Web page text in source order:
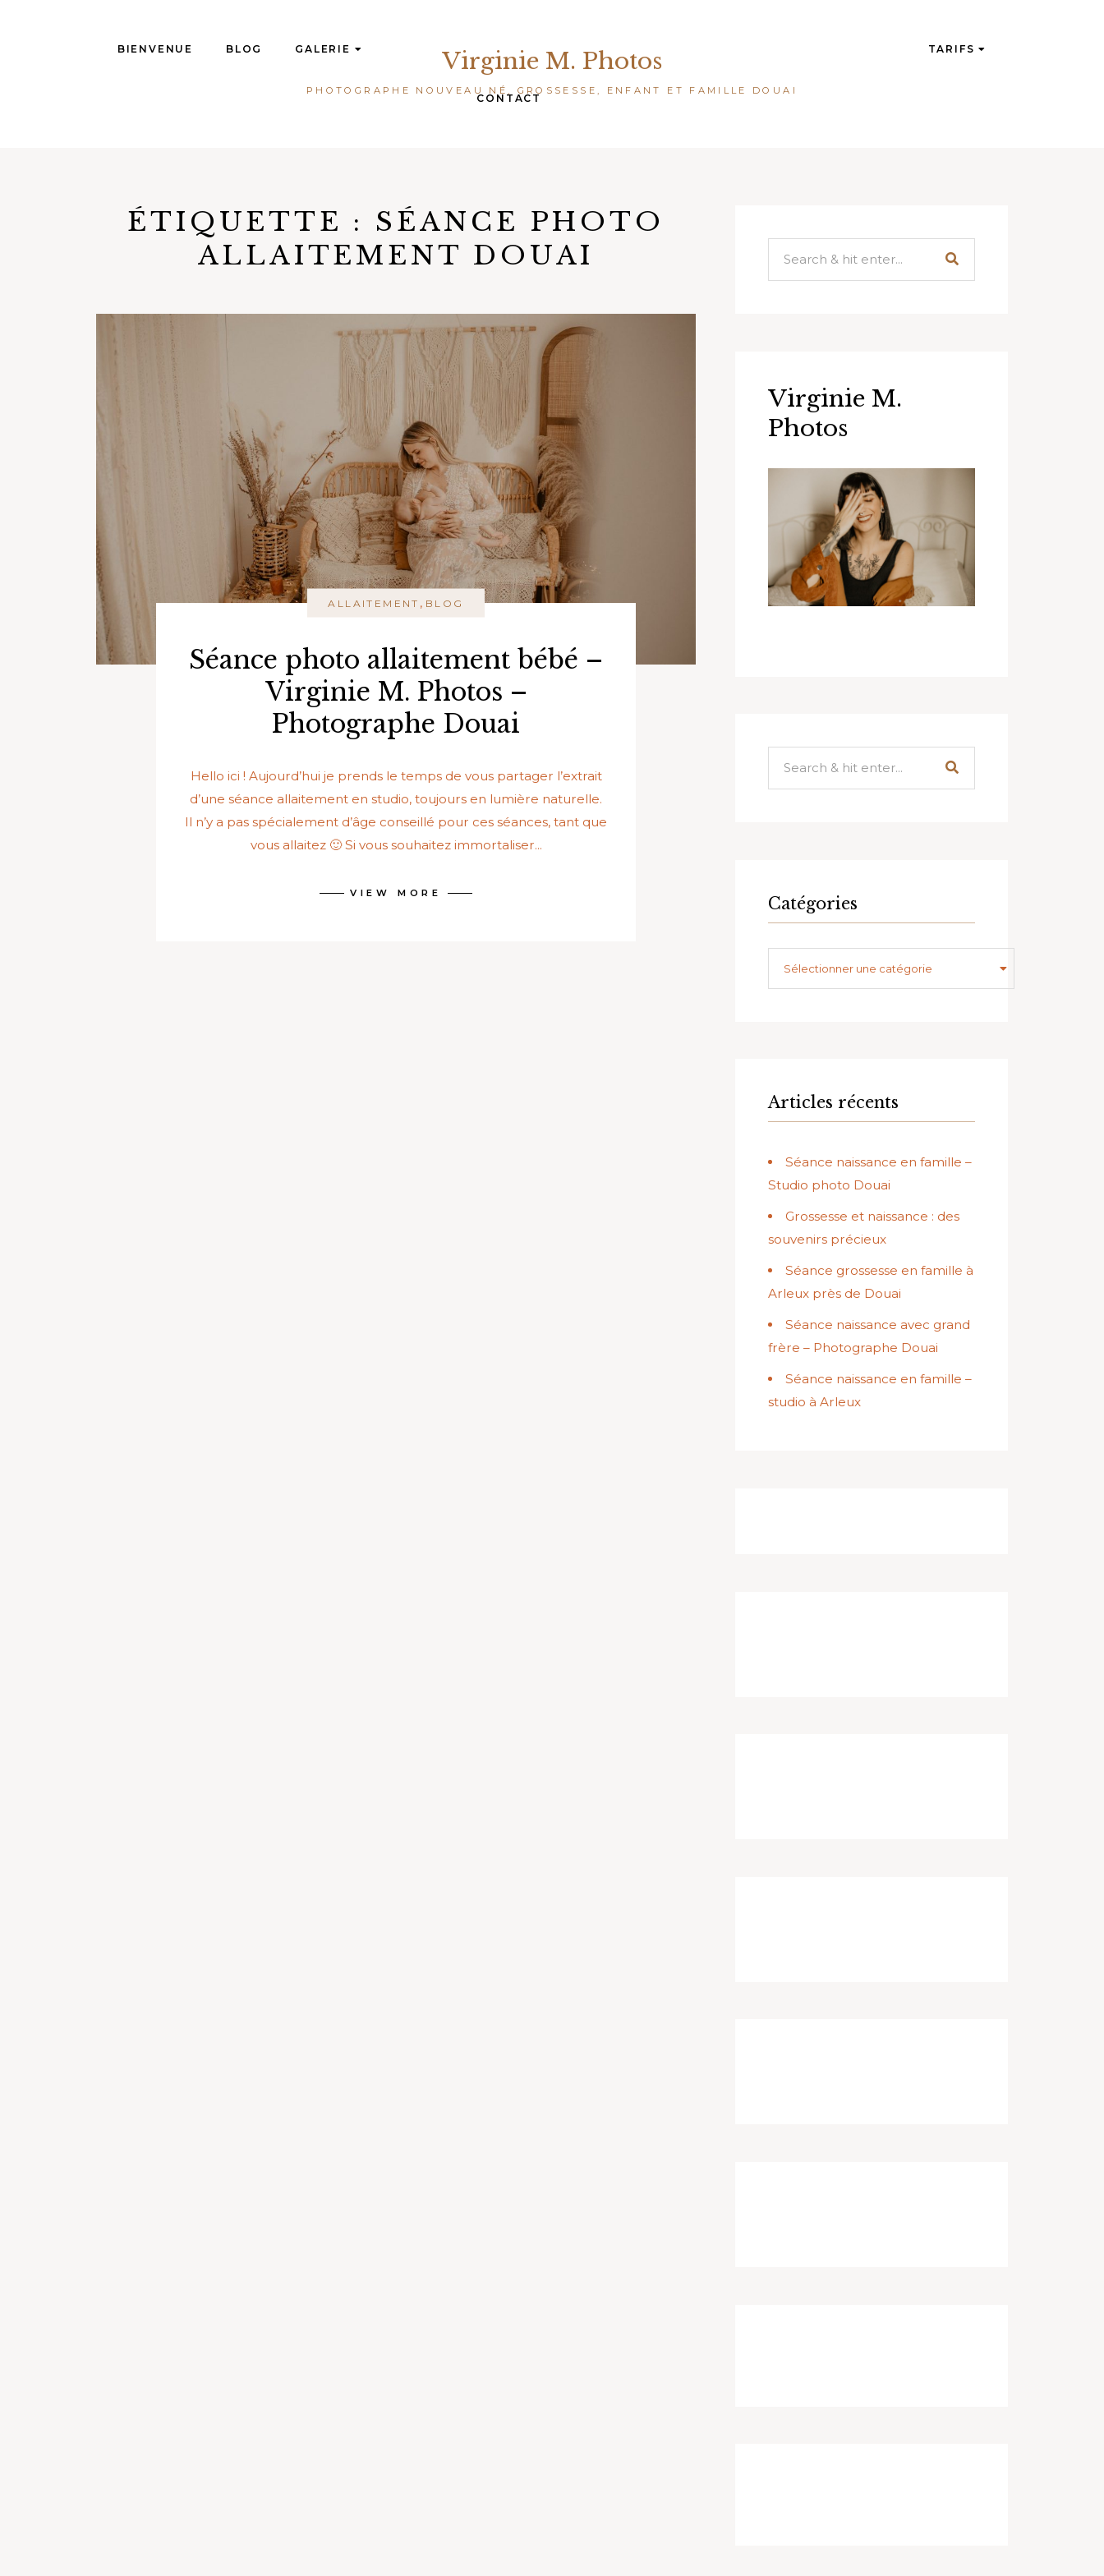
Virginie M. Photos
PHOTOGRAPHE NOUVEAU NÉ, GROSSESSE, ENFANT ET FAMILLE DOUAI
BIENVENUE BLOG GALERIE TARIFS
CONTACT
ÉTIQUETTE : SÉANCE PHOTO
ALLAITEMENT DOUAI
ALLAITEMENT , BLOG
Séance photo allaitement bébé –
Virginie M. Photos –
Photographe Douai
Hello ici ! Aujourd’hui je prends le temps de vous partager l’extrait
d’une séance allaitement en studio, toujours en lumière naturelle.
Il n’y a pas spécialement d’âge conseillé pour ces séances, tant que
vous allaitez 🙂 Si vous souhaitez immortaliser...
VIEW MORE
Virginie M.
Photos
Catégories
Sélectionner une catégorie
Articles récents
Séance naissance en famille –
Studio photo Douai
Grossesse et naissance : des
souvenirs précieux
Séance grossesse en famille à
Arleux près de Douai
Séance naissance avec grand
frère – Photographe Douai
Séance naissance en famille –
studio à Arleux